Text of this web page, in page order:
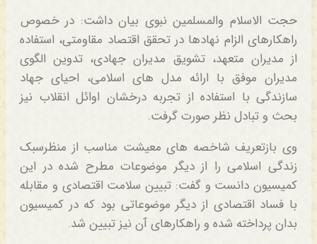
حجت الاسلام والمسلمین نبوی بیان داشت: در خصوص
راهکارهای الزام نهادها در تحقق اقتصاد مقاومتی، استفاده
از مدیران متعهد، تشویق مدیران جهادی، تدوین الگوی
مدیران موفق با ارائه مدل های اسلامی، احیای جهاد
سازندگی با استفاده از تجربه درخشان اوائل انقلاب نیز
بحث و تبادل نظر صورت گرفت.
وی بازتعریف شاخصه های معیشت مناسب از منظرسبک
زندگی اسلامی را از دیگر موضوعات مطرح شده در این
کمیسیون دانست و گفت: تبیین سلامت اقتصادی و مقابله
با فساد اقتصادی از دیگر موضوعاتی بود که در کمیسیون
بدان پرداخته شده و راهکارهای آن نیز تبیین شد.